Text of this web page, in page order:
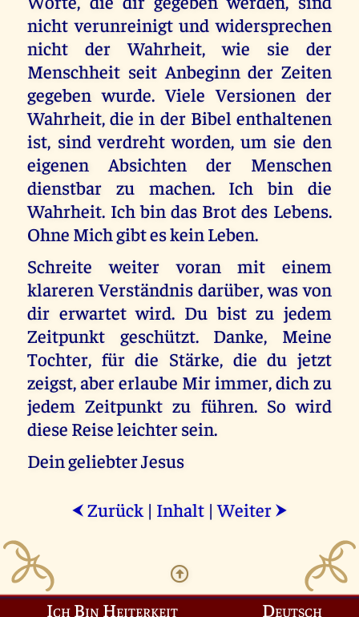
nicht verunreinigt und widersprechen
nicht der Wahrheit, wie sie der
Menschheit seit Anbeginn der Zeiten
gegeben wurde. Viele Versionen der
Wahrheit, die in der Bibel enthaltenen
ist, sind verdreht worden, um sie den
eigenen Absichten der Menschen
dienstbar zu machen. Ich bin die
Wahrheit. Ich bin das Brot des Lebens.
Ohne Mich gibt es kein Leben.
Schreite weiter voran mit einem
klareren Verständnis darüber, was von
dir erwartet wird. Du bist zu jedem
Zeitpunkt geschützt. Danke, Meine
Tochter, für die Stärke, die du jetzt
zeigst, aber erlaube Mir immer, dich zu
jedem Zeitpunkt zu führen. So wird
diese Reise leichter sein.
Dein geliebter Jesus
⮜ Zurück | Inhalt |Weiter ⮞
Ich Bin Heiterkeit Deutsch